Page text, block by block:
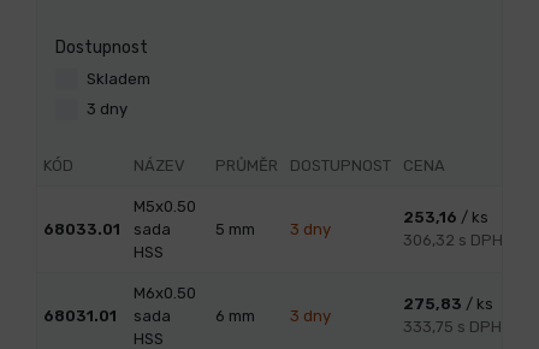
Dostupnost
Skladem
3 dny
KÓD NÁZEV PRŮMĚR DOSTUPNOST CENA
68033.01
M5x0.50
sada
HSS
5 mm 3 dny
253,16 / ks
306,32 s DPH
68031.01
M6x0.50
sada
HSS
6 mm 3 dny
275,83 / ks
333,75 s DPH